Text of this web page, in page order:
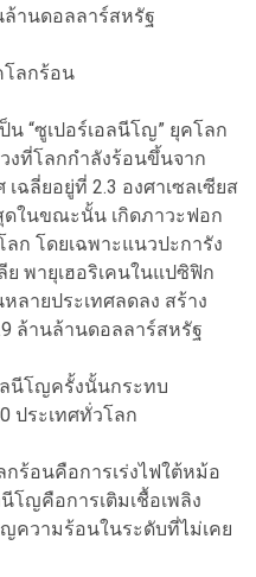
ล้านดอลลาร์สหรัฐ
โลกร้อน
“ซูเปอร์เอลนีโญ” ยุคโลก
งที่โลกกำลังร้อนขึ้นจาก
ฉลี่ยอยู่ที่ 2.3 องศาเซลเซียส
ในขณะนั้น เกิดภาวะฟอก
ก โดยเฉพาะแนวปะการัง
ย พายุเฮอริเคนในแปซิฟิก
ลายประเทศลดลง สร้าง
ล้านล้านดอลลาร์สหรัฐ
ลนีโญครั้งนั้นกระทบ
ประเทศทั่วโลก
ร้อนคือการเร่งไฟใต้หม้อ
โญคือการเติมเชื้อเพลิง
ความร้อนในระดับที่ไม่เคย